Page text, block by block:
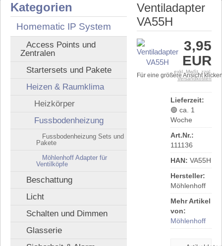
Kategorien
Homematic IP System
Access Points und
Zentralen
Startersets und Pakete
Heizen & Raumklima
Heizkörper
Fussbodenheizung
Fussbodenheizung Sets und
Pakete
Möhlenhoff Adapter für
Ventilköpfe
Beschattung
Licht
Schalten und Dimmen
Glasserie
Ventiladapter
VA55H
Für eine größere Ansicht
3,95
EUR
exkl. MwSt. zzgl.
Versandkosten
Lieferzeit:
🟢 ca. 1
Woche
Art.Nr.:
111136
HAN: VA55H
Hersteller:
Möhlenhoff
Mehr Artikel
von:
Möhlenhoff